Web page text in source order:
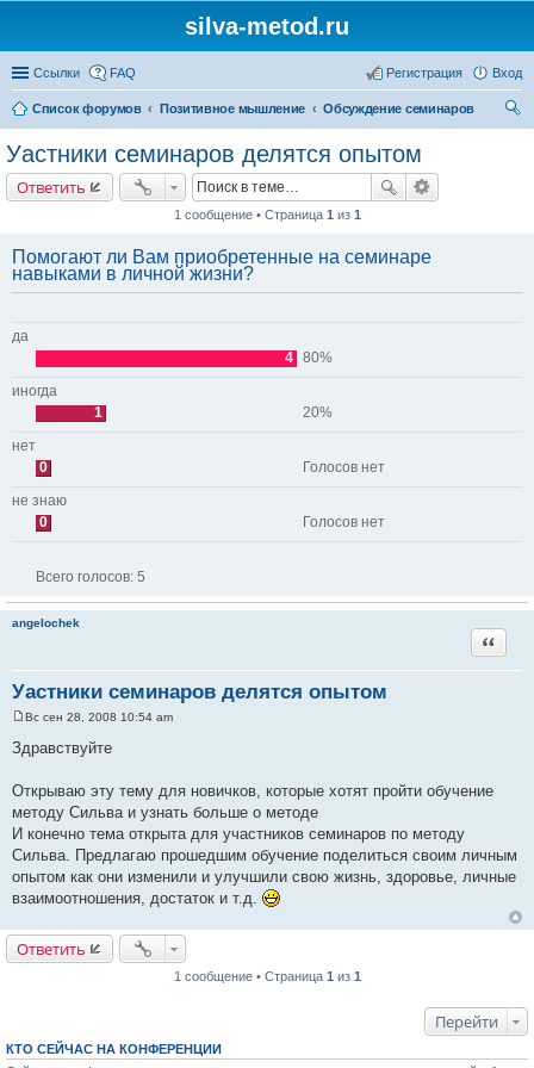
silva-metod.ru
Ссылки FAQ Вход
Регистрация
Список форумов Позитивное мышление
Обсуждение семинаров
Уастники семинаров делятся опытом
Ответить
1 сообщение • Страница 1 из 1
Помогают ли Вам приобретенные на семинаре
навыками в личной жизни?
да
4 80%
иногда
1
20%
нет
0
Голосов нет
не знаю
0
Голосов нет
Всего голосов: 5
angelochek
Уастники семинаров делятся опытом
Цитата
о
е
н
е
Вс сен 28, 2008 10:54 am
Здравствуйте
Открываю эту тему для новичков, которые хотят пройти обучение
методу Сильва и узнать больше о методе
И конечно тема открыта для участников семинаров по методу
Сильва. Предлагаю прошедшим обучение поделиться своим личным
опытом как они изменили и улучшили свою жизнь, здоровье, личные
взаимоотношения, достаток и т.д.
Ответить
1 сообщение • Страница 1 из 1
Перейти
КТО СЕЙЧАС НА КОНФЕРЕНЦИИ